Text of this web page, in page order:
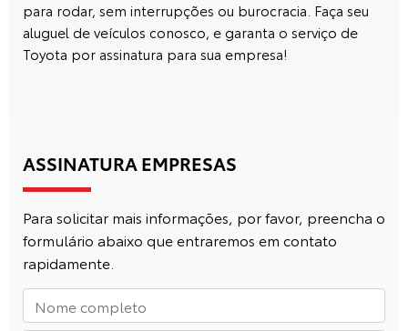
para rodar, sem interrupções ou burocracia. Faça seu
aluguel de veículos conosco, e garanta o serviço de
Toyota por assinatura para sua empresa!
ASSINATURA EMPRESAS
Para solicitar mais informações, por favor, preencha o
formulário abaixo que entraremos em contato
rapidamente.